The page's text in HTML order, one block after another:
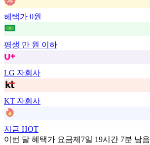
혜택가 0원
평생 만 원 이하
LG 자회사
KT 자회사
지금 HOT
이번 달 혜택가 요금제 7일 19시간 7분 남음